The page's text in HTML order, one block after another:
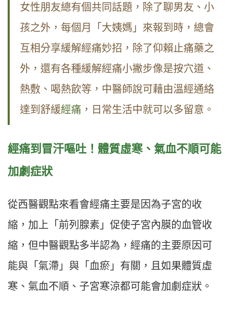
女性朋友總有個共同話題，除了聊男友、小
孩之外，每個月「大姨媽」來報到時，總會
互相分享緩解經痛妙招，除了仰賴止痛藥之
外，還有各種緩解經痛小撇步像是按穴道、
熱敷、喝熱飲等，中醫師說可藉由溫經通絡
達到舒緩經痛 ，日常生活中就可以多留意。
經痛到冒汗嘔吐！體質虛寒、氣血不順可能
加劇症狀
從西醫觀點來看會經痛主要是因為子宮的收
縮，加上「前列腺素」促使子宮內膜的血管收
縮，但中醫觀點多半認為，經痛的主要原因可
能與「氣滯」與「血瘀」有關，且如果體質虛
寒、氣血不順、子宮寒涼都可能會加劇症狀。